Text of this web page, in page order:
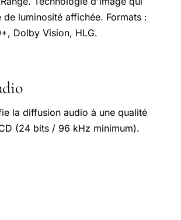
luminosité affichée. Formats :
Dolby Vision, HLG.
la diffusion audio à une qualité
(24 bits / 96 kHz minimum).